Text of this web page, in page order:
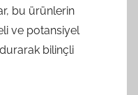
bu ürünlerin
ve potansiyel
bilinçli